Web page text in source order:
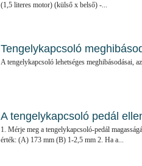
(1,5 literes motor) (külső x belső) -...
Tengelykapcsoló
A tengelykapcsoló lehetséges meghibásodásai,
A tengelykapcsoló pedál
1. Mérje meg a tengelykapcsoló-pedál
érték: (A) 173 mm (B) 1-2,5 mm 2. Ha a...